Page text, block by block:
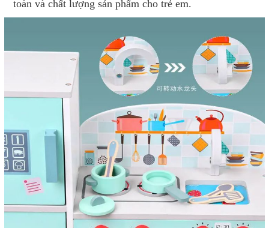
toàn và chất lượng sản phẩm cho trẻ em.